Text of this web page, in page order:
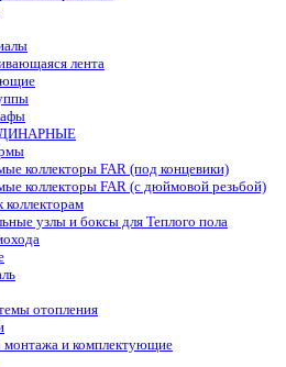
лента
коллекторы FAR (под концевики)
коллекторы FAR (с дюймовой резьбой)
узлы и боксы для Теплого пола
отопления
и комплектующие